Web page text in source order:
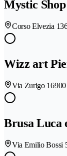
Mystic
Corso Elvezia 13
Wizz art
Via Zurigo 1
Brusa Luca
Via Emilio Bossi